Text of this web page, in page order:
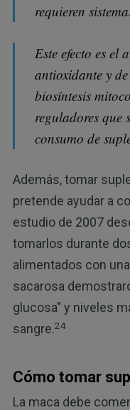
requieren
Este efecto es el
antioxidante y
biosíntesis
reguladores que
consumo de
Además, tomar
pretende ayudar a
estudio de 2007
tomarlos durante
alimentados con
sacarosa
glucosa" y niveles
sangre.24
Cómo tomar
La maca debe